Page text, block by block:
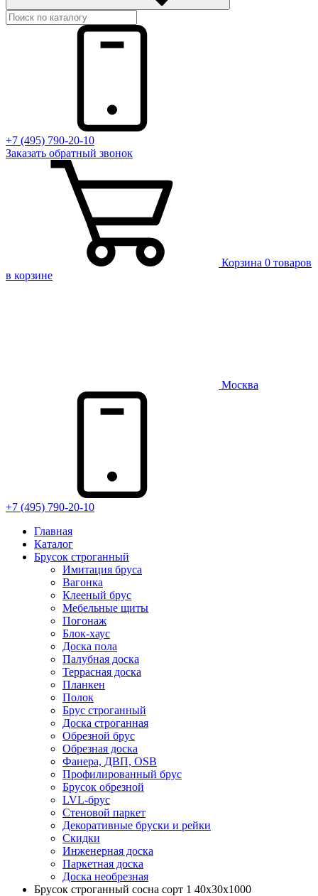
+7 (495) 790-20-10
Заказать обратный звонок
Корзина 0 товаров
в корзине
Москва
+7 (495) 790-20-10
Главная
Каталог
Брусок строганный
Имитация бруса
Вагонка
Клееный брус
Мебельные щиты
Погонаж
Блок-хаус
Доска пола
Палубная доска
Террасная доска
Планкен
Полок
Брус строганный
Доска строганная
Обрезной брус
Обрезная доска
Фанера, ДВП, OSB
Профилированный брус
Брусок обрезной
LVL-брус
Стеновой паркет
Декоративные бруски и рейки
Скидки
Инженерная доска
Паркетная доска
Доска необрезная
Брусок строганный сосна сорт 1 40х30х1000